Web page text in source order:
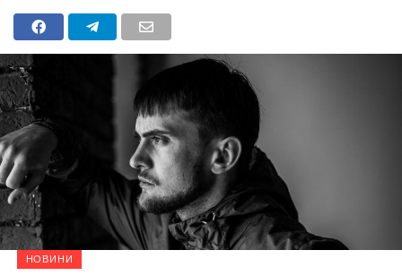
НОВИНИ